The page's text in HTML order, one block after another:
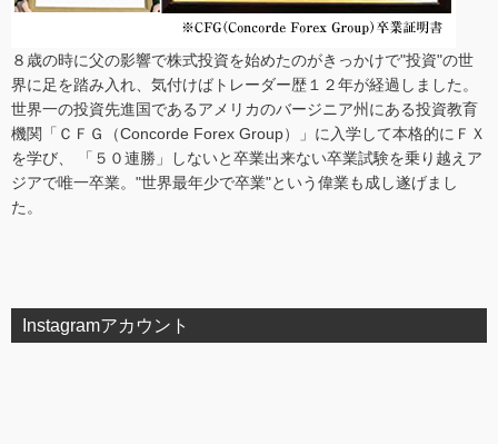
８歳の時に父の影響で株式投資を始めたのがきっかけで"投資"の世
界に足を踏み入れ、気付けばトレーダー歴１２年が経過しました。
世界一の投資先進国であるアメリカのバージニア州にある投資教育
機関「ＣＦＧ（Concorde Forex Group）」に入学して本格的にＦＸ
を学び、 「５０連勝」しないと卒業出来ない卒業試験を乗り越えア
ジアで唯一卒業。"世界最年少で卒業"という偉業も成し遂げまし
た。
Instagramアカウント